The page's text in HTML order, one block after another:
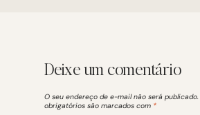
Deixe um comentário
O seu endereço de e-mail não será publicado.
obrigatórios são marcados com *